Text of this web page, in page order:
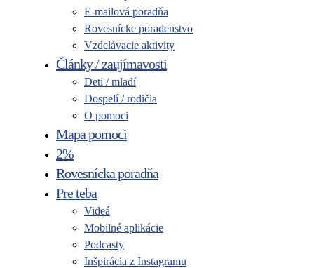
E-mailová poradňa
Rovesnícke poradenstvo
Vzdelávacie aktivity
Články / zaujímavosti
Deti / mladí
Dospelí / rodičia
O pomoci
Mapa pomoci
2%
Rovesnícka poradňa
Pre teba
Videá
Mobilné aplikácie
Podcasty
Inšpirácia z Instagramu